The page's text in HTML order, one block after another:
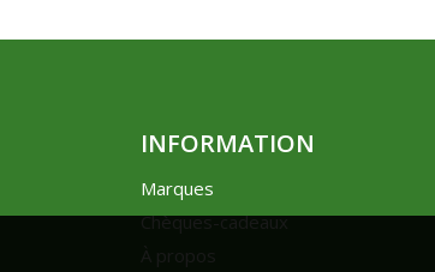
INFORMATION
Marques
Chèques-cadeaux